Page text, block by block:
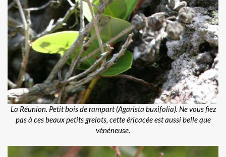
La Réunion. Petit bois de rampart (Agarista buxifolia). Ne vous fiez
pas à ces beaux petits grelots, cette éricacée est aussi belle que
vénéneuse.